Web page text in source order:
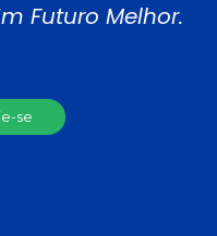
Futuro Melhor.
se